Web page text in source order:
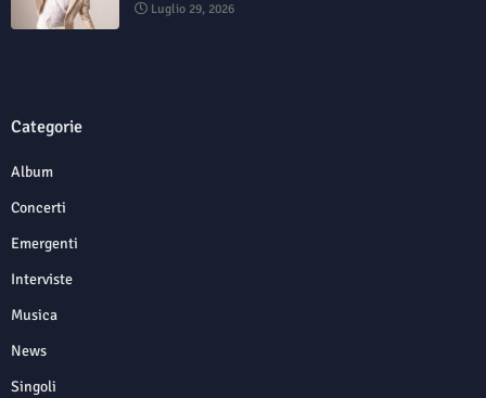
Luglio 29, 2026
Categorie
Album
Concerti
Emergenti
Interviste
Musica
News
Singoli